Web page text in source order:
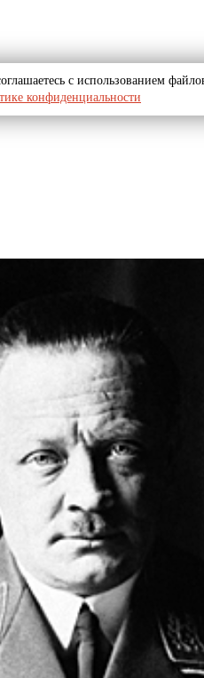
с использованием
конфиденциальности